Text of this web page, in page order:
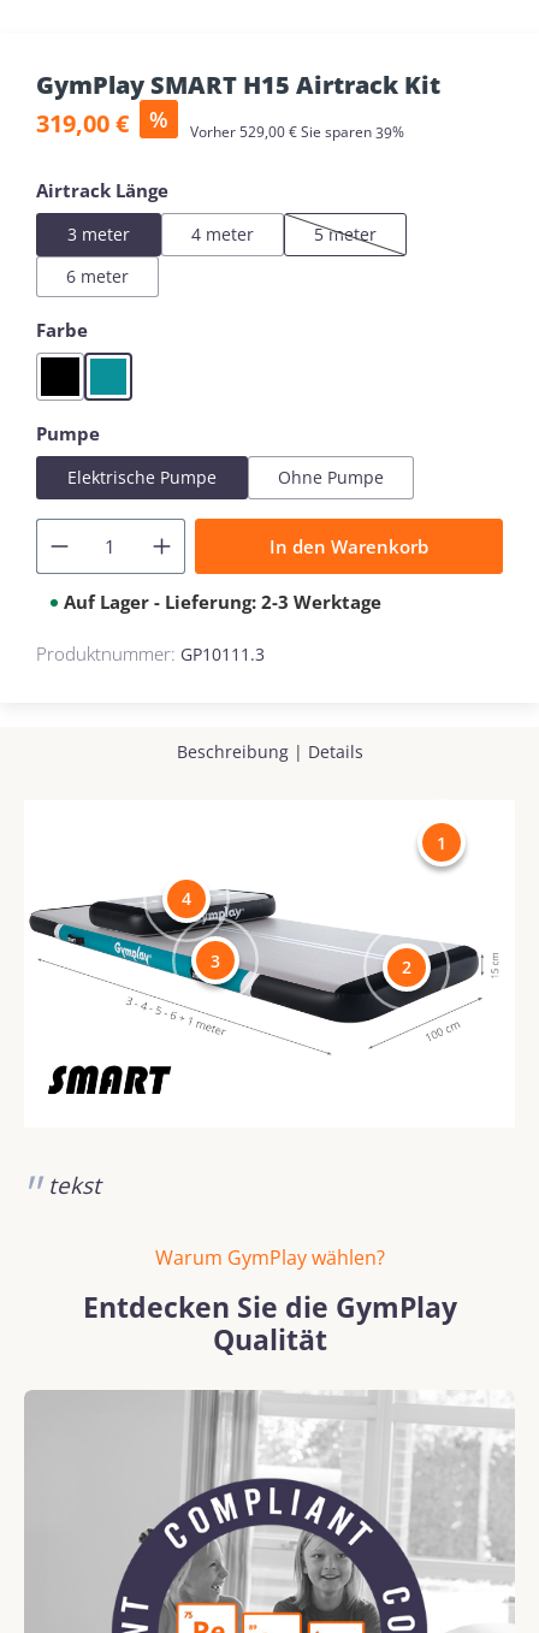
GymPlay SMART H15 Airtrack Kit
Verkaufspreis:
319,00 € % Vorher Regulärer Preis:
529,00 €Sie sparen39%
Airtrack Längeauswählen
3 meter 4 meter 5 meter
(Diese Option ist zurzeit
6 meter
Farbeauswählen
Black Mint
Pumpeauswählen
Elektrische Pumpe Ohne Pumpe
In den Warenkorb
Auf Lager - Lieferung: 2-3 Werktage
Produktnummer: GP10111.3
Beschreibung| Details
1
2
3
4
tekst
Warum GymPlay wählen?
Entdecken Sie die GymPlay
Qualität
Bildergalerie überspringen
REACH